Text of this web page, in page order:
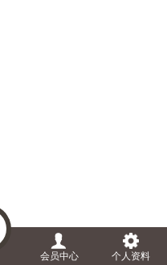
会员中心 个人资料